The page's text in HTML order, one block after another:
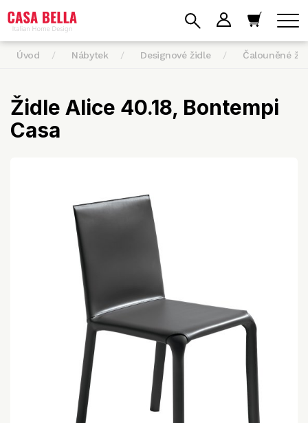
Úvod Nábytek Designové židle Čalouněné
Židle Alice 40.18, Bontempi
Casa